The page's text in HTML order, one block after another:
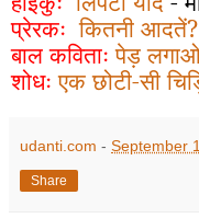
प्रेरकः कितनी आदतें
बाल कविताः पेड़
शोधःएक छोटी-सी
udanti.com - September
Share